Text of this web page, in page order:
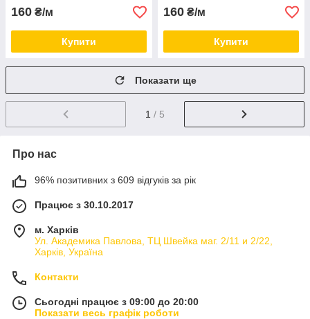
160 ₴/м
Купити
160 ₴/м
Купити
Показати ще
1 / 5
Про нас
96% позитивних з 609 відгуків за рік
Працює з 30.10.2017
м. Харків
Ул. Академика Павлова, ТЦ Швейка маг. 2/11 и 2/22,
Харків, Україна
Контакти
Сьогодні працює з 09:00 до 20:00
Показати весь графік роботи